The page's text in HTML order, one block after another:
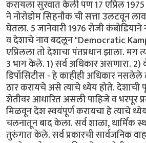
करायला सुरवात केली पण 17 एप्रिल
ने नोरोडोम सिहनौक ची सत्ता उलटवून
घेतला. 5 जानेवारी 1976 रोजी
व देशाचे नाव बदलून "Democratic
एप्रिलला तो देशाचा पंतप्रधान झाला. मग
3 भाग केले. 1) सर्व अधिकार असणारा. 2)
डिपॉसिटीस - हे काहीही अधिकार नसलेले
ठार करायचे असे त्याचे ध्येय होते. देशाची
शेतीवर आधारित असली पाहिजे व भरपूर
मिळवून देश स्वयंपूर्ण करायचा हे त्याचे
चलनातून बाद केला. सर्व शाळा, धार्मिक
तुरुंगात केले. सर्व प्रकारची सार्वजनिक